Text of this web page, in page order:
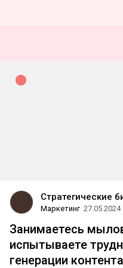
Стратегические
Маркетинг 27.05.2024
Занимаетесь
испытываете
генерации